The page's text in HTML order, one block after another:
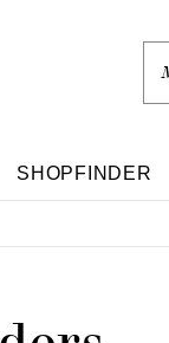
SHOPFINDER